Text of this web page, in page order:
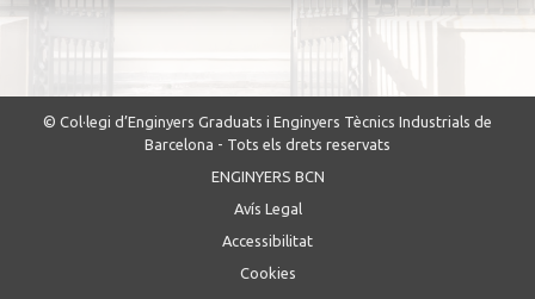
© Col·legi d’Enginyers Graduats i Enginyers Tècnics Industrials de
Barcelona - Tots els drets reservats
ENGINYERS BCN
Avís Legal
Accessibilitat
Cookies